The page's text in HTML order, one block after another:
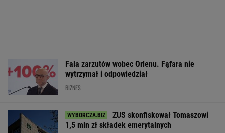
Fala zarzutów wobec Orlenu. Fąfara nie
wytrzymał i odpowiedział
BIZNES
ZUS skonfiskował Tomaszowi
1,5 mln zł składek emerytalnych